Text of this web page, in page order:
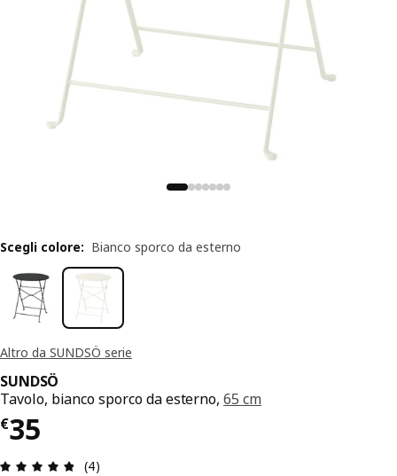
Altro da SUNDSÖ serie
SUNDSÖ
Tavolo, bianco sporco da esterno,65 cm
€35
Prezzo € 35
Recensione: 4.8 di 5 stelle. Recensioni totali: 4
(4)
Scegli colore: Bianco sporco da esterno